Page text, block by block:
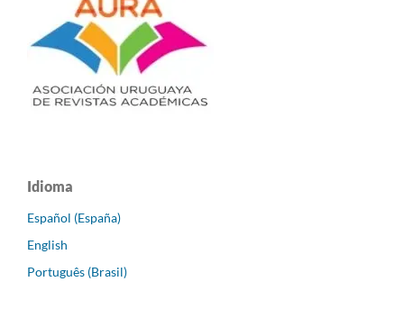
Idioma
Español (España)
English
Português (Brasil)